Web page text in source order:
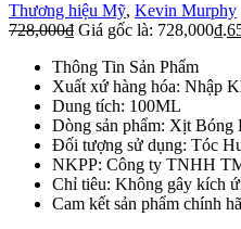
Thương hiệu Mỹ, Kevin Murphy
728,000₫ Giá gốc là: 728,000₫.
Thông Tin Sản Phẩm
Xuất xứ hàng hóa: Nhập
Dung tích: 100ML
Dòng sản phẩm: Xịt
Đối tượng sử dụng: Tóc
NKPP: Công ty TNHH
Chỉ tiêu: Không gây kích
Cam kết sản phẩm chính